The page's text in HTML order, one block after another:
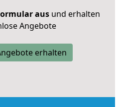
ausund erhalten
Angebote
erhalten